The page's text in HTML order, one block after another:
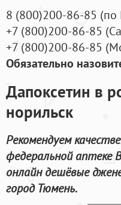
8 (800)200-86-85 (по
+7 (800)200-86-85 (
+7 (800)200-86-85 (
Обязательно
Дапоксетин в
норильск
Рекомендуем
федеральной аптеке
онлайн дешёвые
город Тюмень.